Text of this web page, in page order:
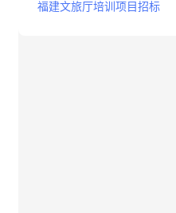
福建文旅厅培训项目招标